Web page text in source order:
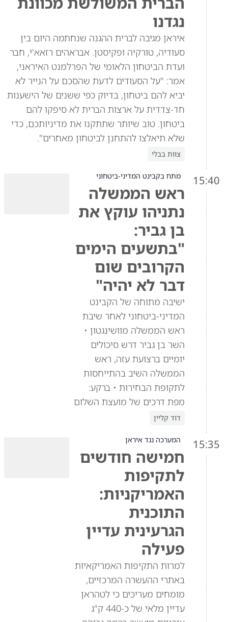
נגדנו
איראן מגיבה לברית ההגנה שנחתמה היום בין
סעודיה, טורקיה ופקיסטן. אבראהים רזאא'י, חבר
ועדת הביטחון הלאומי של הפרלמנט האיראני,
אמר: "על הסעודים לדעת שהסכם על הנייר לא
יביא להם ביטחון, בדיוק כפי ששנים של הישענות
חד-צדדית על ארצות הברית לא סיפקו להם
ביטחון. טוב שיותר שתתקנו את מדיניותכם, כדי
שלא תיאלצו להתחנן לביטחון מאחרים".
צוות בבלי
15:40 מתח בקבינט המדיני-ביטחוני
ראש הממשלה
נתניהו עוקץ את
בן גביר:
"בתשעים הימים
הקרובים שום
דבר לא יהיה"
ישיבה מתוחה של הקבינט
המדיני-ביטחוני לאחר שיבת
ראש הממשלה מוושינגטון •
השר בן גביר דרש סיכולים
יומיים ברצועת עזה, ראש
הממשלה השיב בהתייחסות
לתקופת הבחירות • ברקע:
מפת דרכים של מועצת השלום
דוד קליין
15:35 המערכה נגד איראן
חמישה חודשים
לתקיפות
האמריקניות:
התוכנית
הגרעינית עדיין
פעילה
למרות התקיפות האמריקאיות
באתרי ההעשרה המרכזיים,
מומחים מעריכים כי לטהראן
עדיין מלאי של כ-440 ק"ג